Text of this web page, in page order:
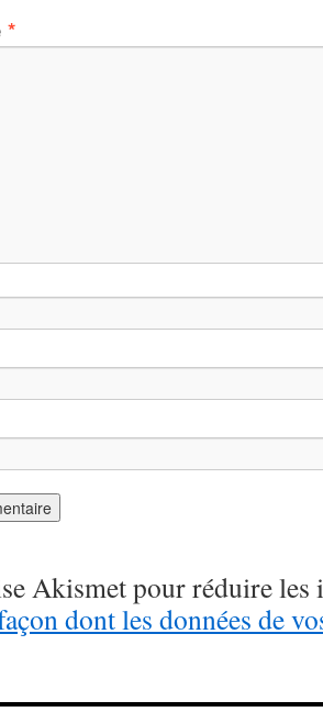
*
Akismet pour réduire les
dont les données de